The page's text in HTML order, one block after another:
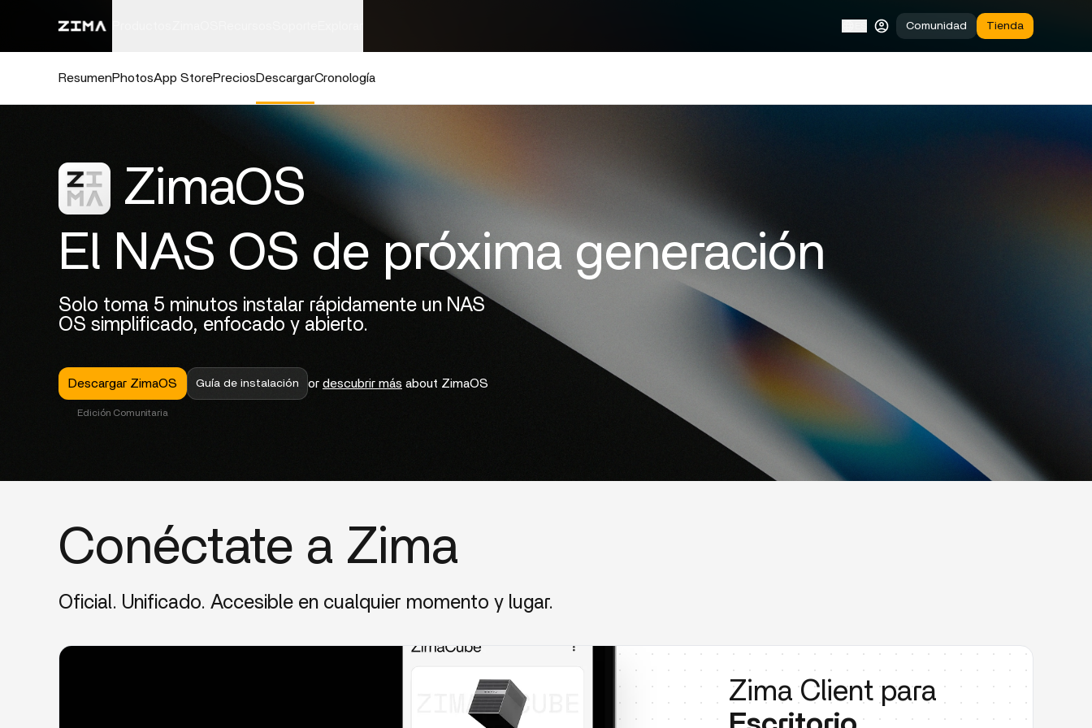
Comunidad Tienda
ResumenPhotosApp StorePreciosDescargarCronología
ZimaOS
El NAS OS de próxima generación
Solo toma 5 minutos instalar rápidamente un NAS
OS simplificado, enfocado y abierto.
Descargar ZimaOS
Edición Comunitaria
Guía de instalación or descubrir más about ZimaOS
Conéctate a Zima
Oficial. Unificado. Accesible en cualquier momento y lugar.
Zima Client para